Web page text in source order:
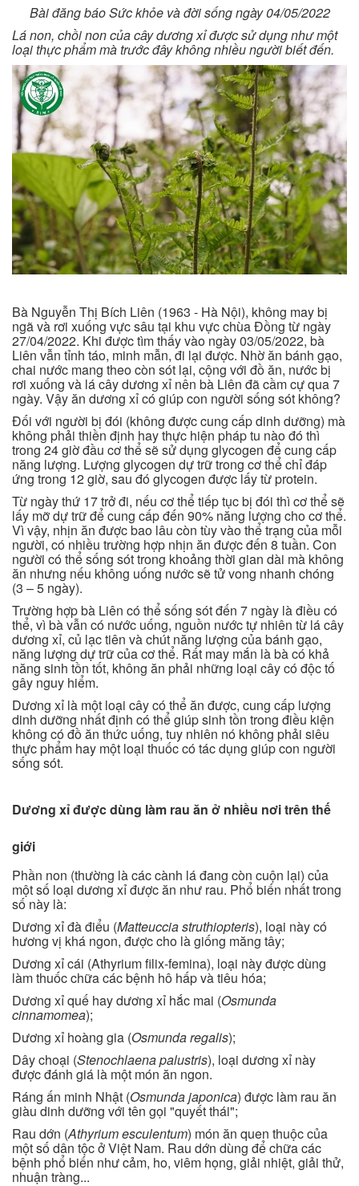
Bài đăng báo Sức khỏe và đời sống ngày 04/05/2022
Lá non, chồi non của cây dương xỉ được sử dụng như một
loại thực phẩm mà trước đây không nhiều người biết đến.
Bà Nguyễn Thị Bích Liên (1963 - Hà Nội), không may bị
ngã và rơi xuống vực sâu tại khu vực chùa Đồng từ ngày
27/04/2022. Khi được tìm thấy vào ngày 03/05/2022, bà
Liên vẫn tỉnh táo, minh mẫn, đi lại được. Nhờ ăn bánh gạo,
chai nước mang theo còn sót lại, cộng với đồ ăn, nước bị
rơi xuống và lá cây dương xỉ nên bà Liên đã cầm cự qua 7
ngày. Vậy ăn dương xỉ có giúp con người sống sót không?
Đối với người bị đói (không được cung cấp dinh dưỡng) mà
không phải thiền định hay thực hiện pháp tu nào đó thì
trong 24 giờ đầu cơ thể sẽ sử dụng glycogen để cung cấp
năng lượng. Lượng glycogen dự trữ trong cơ thể chỉ đáp
ứng trong 12 giờ, sau đó glycogen được lấy từ protein.
Từ ngày thứ 17 trở đi, nếu cơ thể tiếp tục bị đói thì cơ thể sẽ
lấy mỡ dự trữ để cung cấp đến 90% năng lượng cho cơ thể.
Vì vậy, nhịn ăn được bao lâu còn tùy vào thể trạng của mỗi
người, có nhiều trường hợp nhịn ăn được đến 8 tuần. Con
người có thể sống sót trong khoảng thời gian dài mà không
ăn nhưng nếu không uống nước sẽ tử vong nhanh chóng
(3 – 5 ngày).
Trường hợp bà Liên có thể sống sót đến 7 ngày là điều có
thể, vì bà vẫn có nước uống, nguồn nước tự nhiên từ lá cây
dương xỉ, củ lạc tiên và chút năng lượng của bánh gạo,
năng lượng dự trữ của cơ thể. Rất may mắn là bà có khả
năng sinh tồn tốt, không ăn phải những loại cây có độc tố
gây nguy hiểm.
Dương xỉ là một loại cây có thể ăn được, cung cấp lượng
dinh dưỡng nhất định có thể giúp sinh tồn trong điều kiện
không có đồ ăn thức uống, tuy nhiên nó không phải siêu
thực phẩm hay một loại thuốc có tác dụng giúp con người
sống sót.
Dương xỉ được dùng làm rau ăn ở nhiều nơi trên thế
giới
Phần non (thường là các cành lá đang còn cuộn lại) của
một số loại dương xỉ được ăn như rau. Phổ biến nhất trong
số này là:
Dương xỉ đà điểu (Matteuccia struthiopteris), loại này có
hương vị khá ngon, được cho là giống măng tây;
Dương xỉ cái (Athyrium filix-femina), loại này được dùng
làm thuốc chữa các bệnh hô hấp và tiêu hóa;
Dương xỉ quế hay dương xỉ hắc mai (Osmunda
cinnamomea);
Dương xỉ hoàng gia (Osmunda regalis);
Dây choại (Stenochlaena palustris), loại dương xỉ này
được đánh giá là một món ăn ngon.
Ráng ấn minh Nhật (Osmunda japonica) được làm rau ăn
giàu dinh dưỡng với tên gọi "quyết thái";
Rau dớn (Athyrium esculentum) món ăn quen thuộc của
một số dân tộc ở Việt Nam. Rau dớn dùng để chữa các
bệnh phổ biến như cảm, ho, viêm họng, giải nhiệt, giải thử,
nhuận tràng...